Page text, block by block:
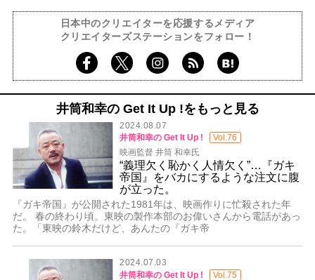
日本中のクリエイターを応援するメディア
クリエイターズステーションをフォロー！
井筒和幸の Get It Up !をもっと見る
2024.08.07
井筒和幸の Get It Up !
Vol.76
映画監督 井筒 和幸氏
“義理欠く恥かく人情欠く”…『ガキ
帝国』をバカにするような注文に腹
が立った。
『ガキ帝国』が公開された1981年は、映画作りに忙殺された年
だ。 春の終わり頃。東映の製作本部のお偉いさんから電話があっ
た。「東映の鈴木だけど、あんたの『ガキ帝
2024.07.03
井筒和幸の Get It Up !
Vol.75